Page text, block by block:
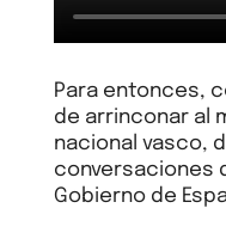
Para entonces,
de arrinconar al
nacional vasco,
conversaciones
Gobierno de